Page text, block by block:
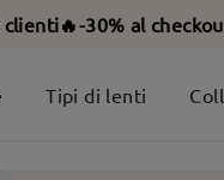
30% al
Tipi di lenti